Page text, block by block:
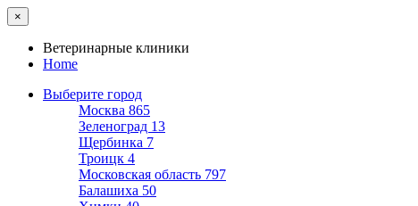
×
Ветеринарные клиники
Home
Выберите город
Москва 865
Зеленоград 13
Щербинка 7
Троицк 4
Московская область 797
Балашиха 50